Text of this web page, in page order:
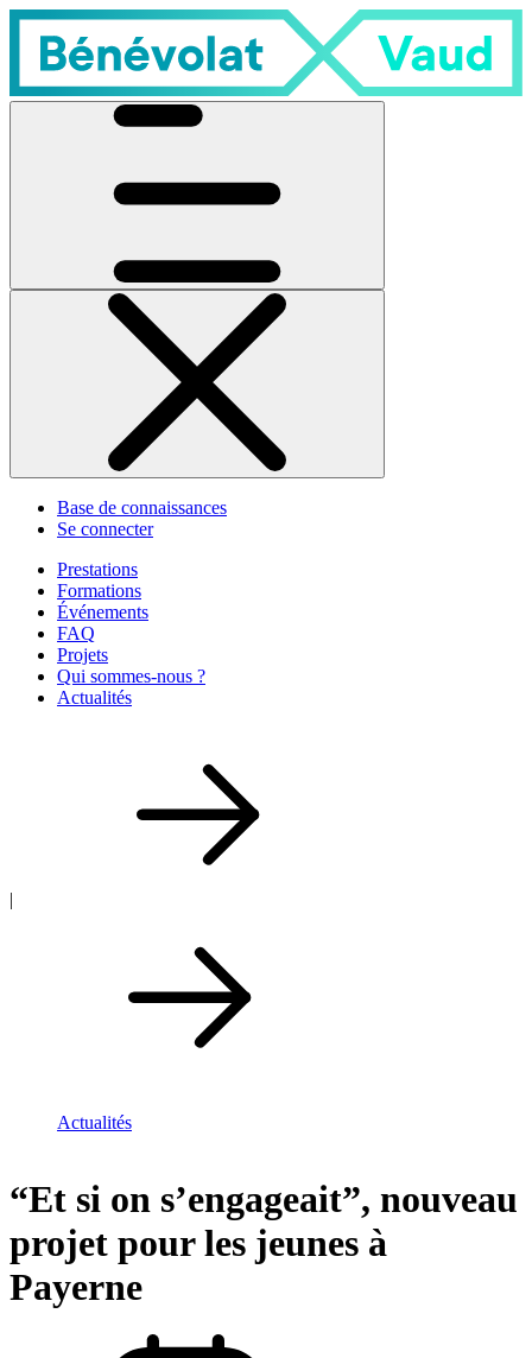
Base de connaissances
Se connecter
Prestations
Formations
Événements
FAQ
Projets
Qui sommes-nous ?
Actualités
|
Actualités
“Et si on s’engageait”, nouveau
projet pour les jeunes à
Payerne